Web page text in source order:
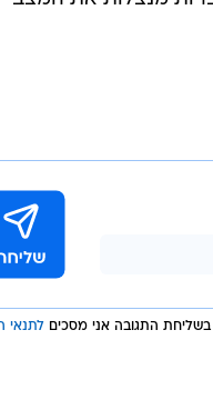
בשליחת התגובה אני מסכים לתנאי